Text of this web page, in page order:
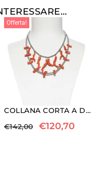
Offerta!
COLLANA CORTA A DUE FILI IN CORALLO ED EMATITE
€142,00 €120,70